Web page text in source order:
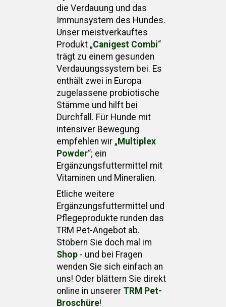
die Verdauung und das
Immunsystem des Hundes.
Unser meistverkauftes
Produkt „Canigest Combi“
trägt zu einem gesunden
Verdauungssystem bei. Es
enthält zwei in Europa
zugelassene probiotische
Stämme und hilft bei
Durchfall. Für Hunde mit
intensiver Bewegung
empfehlen wir „ Multiplex
Powder“; ein
Ergänzungsfuttermittel mit
Vitaminen und Mineralien.
Etliche weitere
Ergänzungsfuttermittel und
Pflegeprodukte runden das
TRM Pet-Angebot ab.
Stöbern Sie doch mal im
Shop - und bei Fragen
wenden Sie sich einfach an
uns! Oder blättern Sie direkt
online in unserer TRM Pet-
Broschüre!